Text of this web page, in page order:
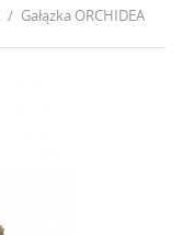
Gałązka ORCHIDEA